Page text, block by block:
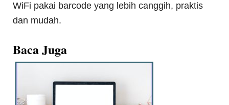
WiFi pakai barcode yang lebih canggih, praktis
dan mudah.
Baca Juga